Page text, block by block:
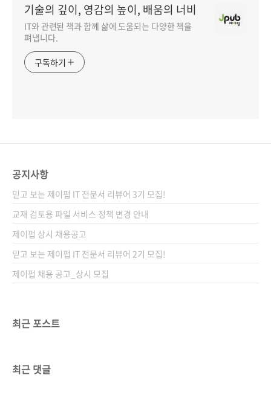
기술의 깊이, 영감의 높이, 배움의 너비
IT와 관련된 책과 함께 삶에 도움되는 다양한 책을
펴냅니다.
구독하기
공지사항
믿고 보는 제이펍 IT 전문서 리뷰어 3기 모집!
교재 검토용 파일 서비스 정책 변경 안내
제이펍 상시 채용공고
믿고 보는 제이펍 IT 전문서 리뷰어 2기 모집!
제이펍 채용 공고_상시 모집
최근 포스트
최근 댓글